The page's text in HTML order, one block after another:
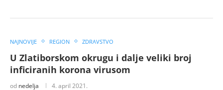
NAJNOVIJE REGION ZDRAVSTVO
U Zlatiborskom okrugu i dalje veliki broj
inficiranih korona virusom
od nedelja 4. april 2021.